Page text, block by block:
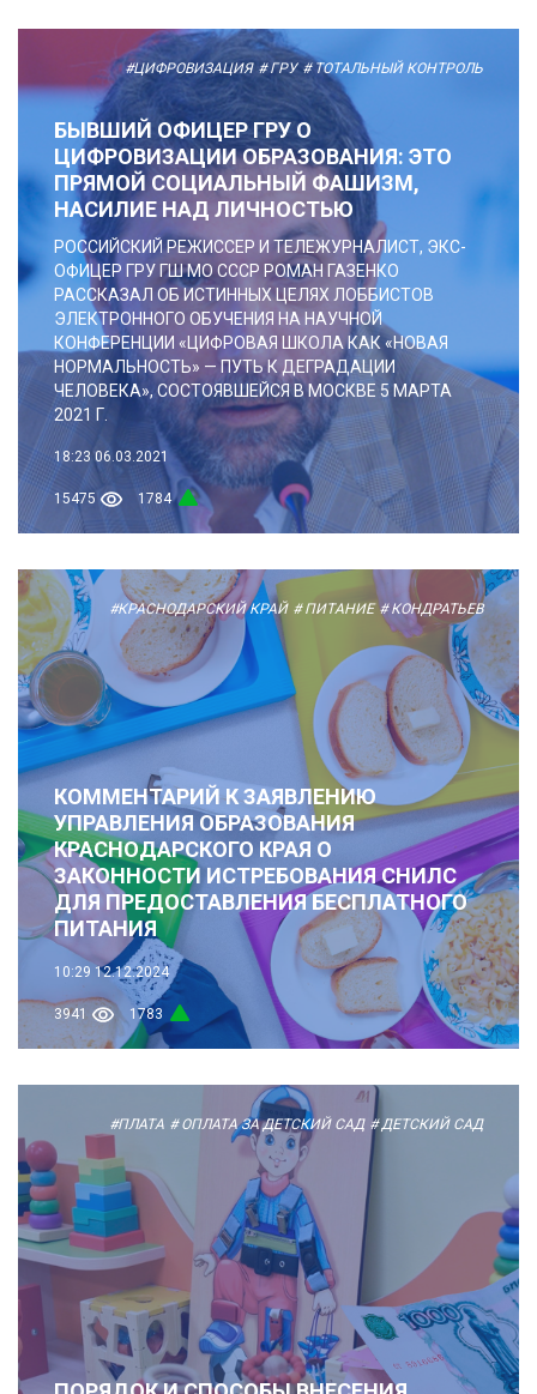
#ЦИФРОВИЗАЦИЯ # ГРУ # ТОТАЛЬНЫЙ КОНТРОЛЬ
БЫВШИЙ ОФИЦЕР ГРУ О
ЦИФРОВИЗАЦИИ ОБРАЗОВАНИЯ: ЭТО
ПРЯМОЙ СОЦИАЛЬНЫЙ ФАШИЗМ,
НАСИЛИЕ НАД ЛИЧНОСТЬЮ
РОССИЙСКИЙ РЕЖИССЕР И ТЕЛЕЖУРНАЛИСТ, ЭКС-
ОФИЦЕР ГРУ ГШ МО СССР РОМАН ГАЗЕНКО
РАССКАЗАЛ ОБ ИСТИННЫХ ЦЕЛЯХ ЛОББИСТОВ
ЭЛЕКТРОННОГО ОБУЧЕНИЯ НА НАУЧНОЙ
КОНФЕРЕНЦИИ «ЦИФРОВАЯ ШКОЛА КАК «НОВАЯ
НОРМАЛЬНОСТЬ» — ПУТЬ К ДЕГРАДАЦИИ
ЧЕЛОВЕКА», СОСТОЯВШЕЙСЯ В МОСКВЕ 5 МАРТА
2021 Г.
18:23 06.03.2021
15475 1784
#КРАСНОДАРСКИЙ КРАЙ # ПИТАНИЕ # КОНДРАТЬЕВ
КОММЕНТАРИЙ К ЗАЯВЛЕНИЮ
УПРАВЛЕНИЯ ОБРАЗОВАНИЯ
КРАСНОДАРСКОГО КРАЯ О
ЗАКОННОСТИ ИСТРЕБОВАНИЯ СНИЛС
ДЛЯ ПРЕДОСТАВЛЕНИЯ БЕСПЛАТНОГО
ПИТАНИЯ
10:29 12.12.2024
3941 1783
#ПЛАТА # ОПЛАТА ЗА ДЕТСКИЙ САД # ДЕТСКИЙ САД